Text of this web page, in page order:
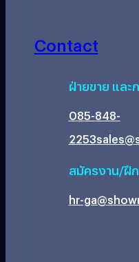
Contact
ฝ่ายขาย และ
085-848-
2253
สมัครงาน/ฝึ
hr-